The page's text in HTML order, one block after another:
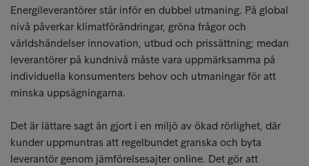
Energileverantörer står inför en dubbel utmaning. På global
nivå påverkar klimatförändringar, gröna frågor och
världshändelser innovation, utbud och prissättning; medan
leverantörer på kundnivå måste vara uppmärksamma på
individuella konsumenters behov och utmaningar för att
minska uppsägningarna.
Det är lättare sagt än gjort i en miljö av ökad rörlighet, där
kunder uppmuntras att regelbundet granska och byta
leverantör genom jämförelsesajter online. Det gör att